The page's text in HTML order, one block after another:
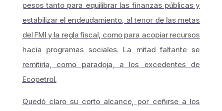
pesos tanto para equilibrar las finanzas públicas y
estabilizar el endeudamiento, al tenor de las metas
del FMI y la regla fiscal, como para acopiar recursos
hacia programas sociales. La mitad faltante se
remitiría, como paradoja, a los excedentes de
Ecopetrol.
Quedó claro su corto alcance, por ceñirse a los